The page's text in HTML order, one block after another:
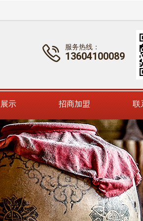
 服务热线：
13604100089
示 招商加盟 联